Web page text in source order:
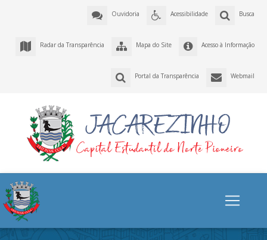
Busca
Acessibilidade
Ouvidoria
Acesso à Informação
Mapa do Site
Radar da Transparência
Webmail
Portal da Transparência